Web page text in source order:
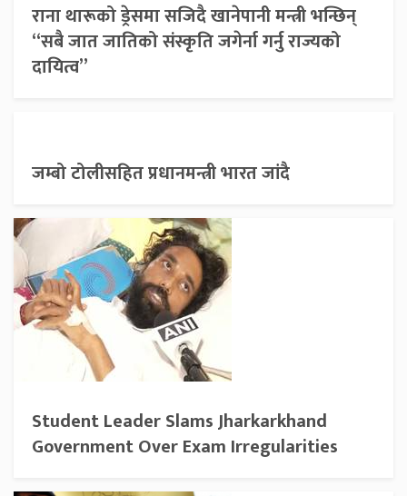
राना थारूको ड्रेसमा सजिदै खानेपानी मन्त्री भन्छिन्
“सबै जात जातिको संस्कृति जगेर्ना गर्नु राज्यको
दायित्व”
जम्बो टोलीसहित प्रधानमन्त्री भारत जांदै
Student Leader Slams Jharkarkhand
Government Over Exam Irregularities